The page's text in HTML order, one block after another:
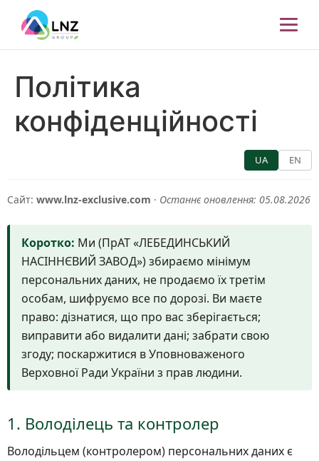
Політика
конфіденційності
UA EN
Сайт: www.lnz-exclusive.com · Останнє оновлення: 05.08.2026
Коротко: Ми (ПрАТ «ЛЕБЕДИНСЬКИЙ
НАСІННЄВИЙ ЗАВОД») збираємо мінімум
персональних даних, не продаємо їх третім
особам, шифруємо все по дорозі. Ви маєте
право: дізнатися, що про вас зберігається;
виправити або видалити дані; забрати свою
згоду; поскаржитися в Уповноваженого
Верховної Ради України з прав людини.
1. Володілець та контролер
Володільцем (контролером) персональних даних є